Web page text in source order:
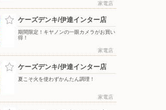
〒000-0000
家電店
ケーズデンキ/伊達インター店
期間限定！キヤノンの一眼カメラがお買い
得！
家電店
ケーズデンキ/伊達インター店
夏こそ火を使わずかんたん調理！
家電店